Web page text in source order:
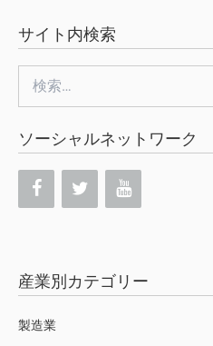
サイト内検索
索:
ソーシャルネットワーク
産業別カテゴリー
製造業